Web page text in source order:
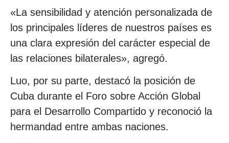
«La sensibilidad y atención personalizada de
los principales líderes de nuestros países es
una clara expresión del carácter especial de
las relaciones bilaterales», agregó.
Luo, por su parte, destacó la posición de
Cuba durante el Foro sobre Acción Global
para el Desarrollo Compartido y reconoció la
hermandad entre ambas naciones.